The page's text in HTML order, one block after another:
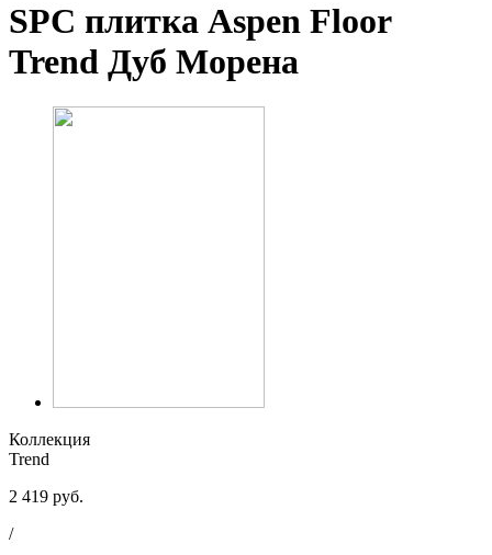
SPC плитка Aspen Floor
Trend Дуб Морена
Коллекция
Trend
2 419 руб.
/